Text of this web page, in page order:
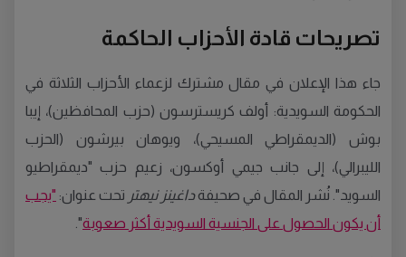
تصريحات قادة الأحزاب الحاكمة
جاء هذا الإعلان في مقال مشترك لزعماء الأحزاب الثلاثة في
الحكومة السويدية: أولف كريسترسون (حزب المحافظين)، إيبا
بوش (الديمقراطي المسيحي)، ويوهان بيرشون (الحزب
الليبرالي)، إلى جانب جيمي أوكسون، زعيم حزب "ديمقراطيو
السويد". نُشر المقال في صحيفةداغينز نيهتر تحت عنوان: "يجب
أن يكون الحصول على الجنسية السويدية أكثر صعوبة".